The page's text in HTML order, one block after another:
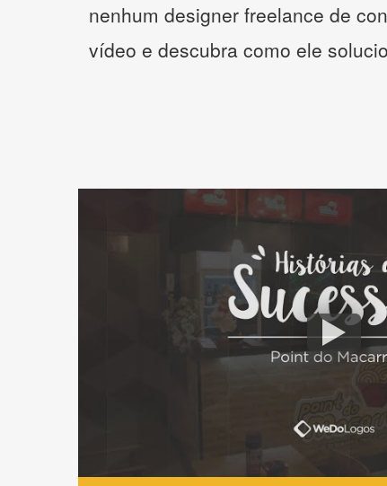
nenhum designer freelance de
vídeo e descubra como ele